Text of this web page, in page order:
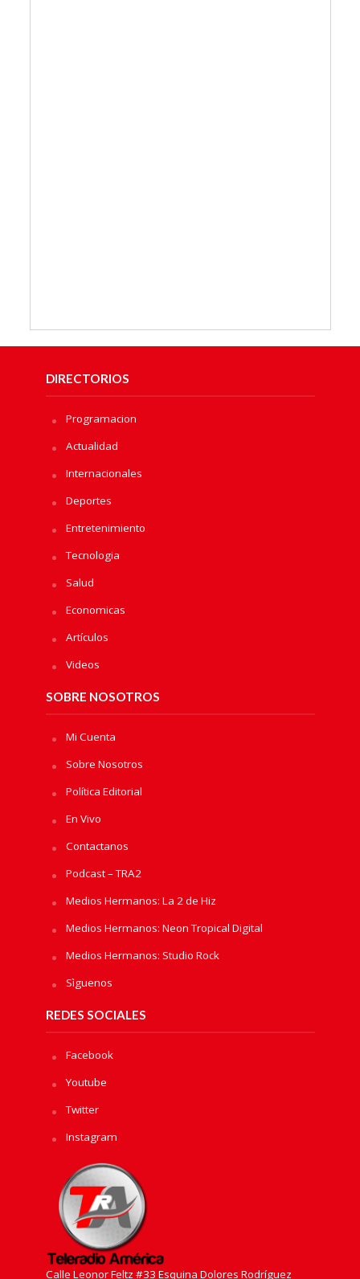
DIRECTORIOS
Programacion
Actualidad
Internacionales
Deportes
Entretenimiento
Tecnologia
Salud
Economicas
Artículos
Videos
SOBRE NOSOTROS
Mi Cuenta
Sobre Nosotros
Política Editorial
En Vivo
Contactanos
Podcast – TRA2
Medios Hermanos: La 2 de Hiz
Medios Hermanos: Neon Tropical Digital
Medios Hermanos: Studio Rock
Sìguenos
REDES SOCIALES
Facebook
Youtube
Twitter
Instagram
Calle Leonor Feltz #33 Esquina Dolores Rodríguez